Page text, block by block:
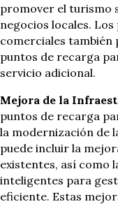
promover el turismo
negocios locales.
comerciales también
puntos de recarga
servicio adicional.
Mejora de la
puntos de recarga
la modernización de
puede incluir la
existentes, así como
inteligentes para
eficiente. Estas